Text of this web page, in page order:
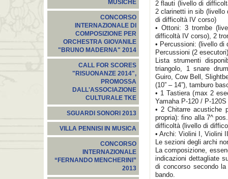
MUSICHE
CONCORSO
INTERNAZIONALE DI
COMPOSIZIONE PER
ORCHESTRA GIOVANILE
"BRUNO MADERNA" 2014
CALL FOR SCORES
"RISUONANZE 2014",
PROMOSSA
DALL'ASSOCIAZIONE
CULTURALE TKE
SGUARDI SONORI 2013
VILLA PENNISI IN MUSICA
CONCORSO
INTERNAZIONALE
“FERNANDO MENCHERINI”
2013
2 flauti (livello di
2 clarinetti in sib
di difficoltà IV corso)
• Ottoni: 3 trombe
difficoltà IV corso), 2
• Percussioni: (livello di
Percussioni (2 esecutori)
Lista strumenti
triangolo, 1 snare
Guiro, Cow Bell,
(10” – 14”), tamburo
• 1 Tastiera (max 2
Yamaha P-120 / P-120S
• 2 Chitarre acustiche
propria): fino alla 7^
difficoltà (livello di
• Archi: Violini I, Violini
Le sezioni degli archi
La composizione,
indicazioni dettagliate
di concorso secondo
bando.